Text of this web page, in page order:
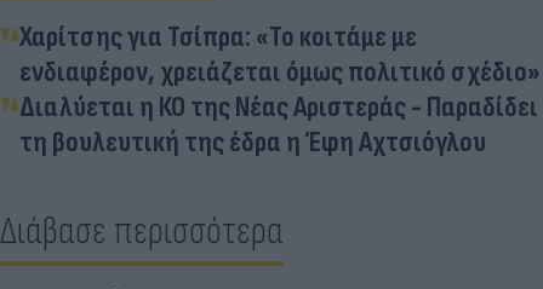
Χαρίτσης για Τσίπρα: «Το κοιτάμε με
ενδιαφέρον, χρειάζεται όμως πολιτικό σχέδιο»
Διαλύεται η ΚΟ της Νέας Αριστεράς - Παραδίδει
τη βουλευτική της έδρα η Έφη Αχτσιόγλου
Διάβασε περισσότερα